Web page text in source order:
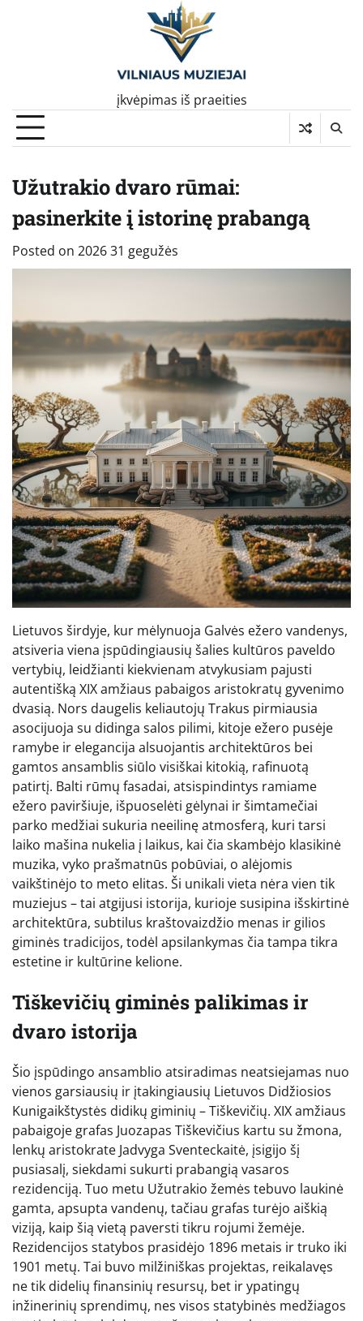
įkvėpimas iš praeities
Užutrakio dvaro rūmai:
pasinerkite į istorinę prabangą
Posted on 2026 31 gegužės
Lietuvos širdyje, kur mėlynuoja Galvės ežero vandenys,
atsiveria viena įspūdingiausių šalies kultūros paveldo
vertybių, leidžianti kiekvienam atvykusiam pajusti
autentišką XIX amžiaus pabaigos aristokratų gyvenimo
dvasią. Nors daugelis keliautojų Trakus pirmiausia
asocijuoja su didinga salos pilimi, kitoje ežero pusėje
ramybe ir elegancija alsuojantis architektūros bei
gamtos ansamblis siūlo visiškai kitokią, rafinuotą
patirtį. Balti rūmų fasadai, atsispindintys ramiame
ežero paviršiuje, išpuoselėti gėlynai ir šimtamečiai
parko medžiai sukuria neeilinę atmosferą, kuri tarsi
laiko mašina nukelia į laikus, kai čia skambėjo klasikinė
muzika, vyko prašmatnūs pobūviai, o alėjomis
vaikštinėjo to meto elitas. Ši unikali vieta nėra vien tik
muziejus – tai atgijusi istorija, kurioje susipina išskirtinė
architektūra, subtilus kraštovaizdžio menas ir gilios
giminės tradicijos, todėl apsilankymas čia tampa tikra
estetine ir kultūrine kelione.
Tiškevičių giminės palikimas ir
dvaro istorija
Šio įspūdingo ansamblio atsiradimas neatsiejamas nuo
vienos garsiausių ir įtakingiausių Lietuvos Didžiosios
Kunigaikštystės didikų giminių – Tiškevičių. XIX amžiaus
pabaigoje grafas Juozapas Tiškevičius kartu su žmona,
lenkų aristokrate Jadvyga Sventeckaitė, įsigijo šį
pusiasalį, siekdami sukurti prabangią vasaros
rezidenciją. Tuo metu Užutrakio žemės tebuvo laukinė
gamta, apsupta vandenų, tačiau grafas turėjo aiškią
viziją, kaip šią vietą paversti tikru rojumi žemėje.
Rezidencijos statybos prasidėjo 1896 metais ir truko iki
1901 metų. Tai buvo milžiniškas projektas, reikalavęs
ne tik didelių finansinių resursų, bet ir ypatingų
inžinerinių sprendimų, nes visos statybinės medžiagos